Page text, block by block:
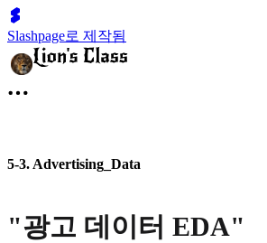
Slashpage로 제작됨
5-3. Advertising_Data
"광고 데이터 EDA"